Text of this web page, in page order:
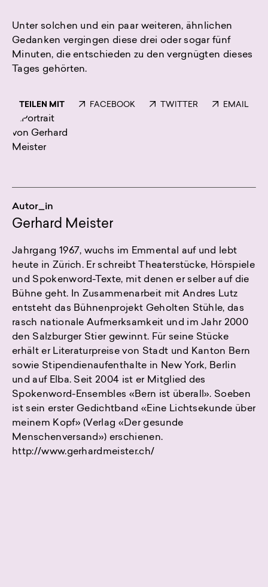
Unter solchen und ein paar weiteren, ähnlichen
Gedanken vergingen diese drei oder sogar fünf
Minuten, die entschieden zu den vergnügten dieses
Tages gehörten.
TEILEN MIT FACEBOOK TWITTER EMAIL
Autor_in
Gerhard Meister
Jahrgang 1967, wuchs im Emmental auf und lebt
heute in Zürich. Er schreibt Theaterstücke, Hörspiele
und Spokenword-Texte, mit denen er selber auf die
Bühne geht. In Zusammenarbeit mit Andres Lutz
entsteht das Bühnenprojekt Geholten Stühle, das
rasch nationale Aufmerksamkeit und im Jahr 2000
den Salzburger Stier gewinnt. Für seine Stücke
erhält er Literaturpreise von Stadt und Kanton Bern
sowie Stipendienaufenthalte in New York, Berlin
und auf Elba. Seit 2004 ist er Mitglied des
Spokenword-Ensembles «Bern ist überall». Soeben
ist sein erster Gedichtband «Eine Lichtsekunde über
meinem Kopf» (Verlag «Der gesunde
Menschenversand») erschienen.
http://www.gerhardmeister.ch/